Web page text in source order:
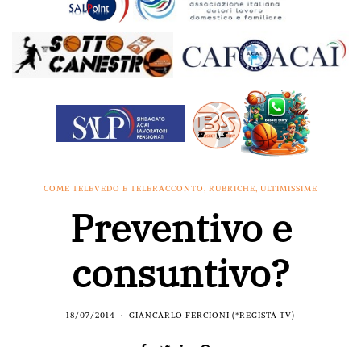
COME TELEVEDO E TELERACCONTO, RUBRICHE, ULTIMISSIME
Preventivo e
consuntivo?
18/07/2014 GIANCARLO FERCIONI (*REGISTA TV)